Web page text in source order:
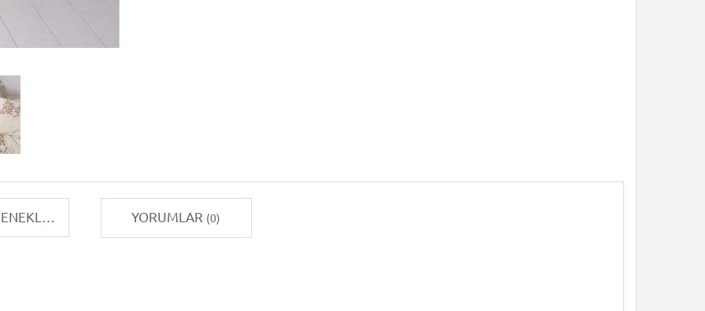
TAKSIT SEÇENEKLERI YORUMLAR (0)